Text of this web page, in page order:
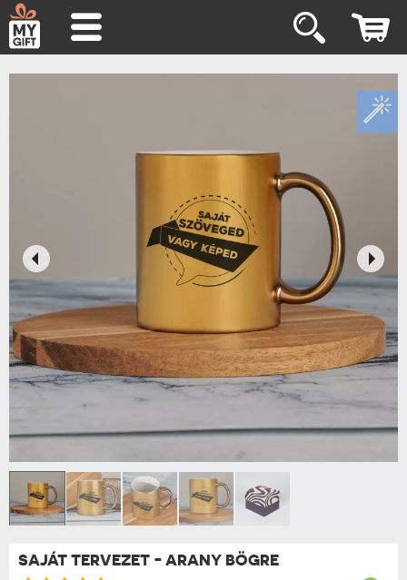
SAJÁT TERVEZET - ARANY BÖGRE